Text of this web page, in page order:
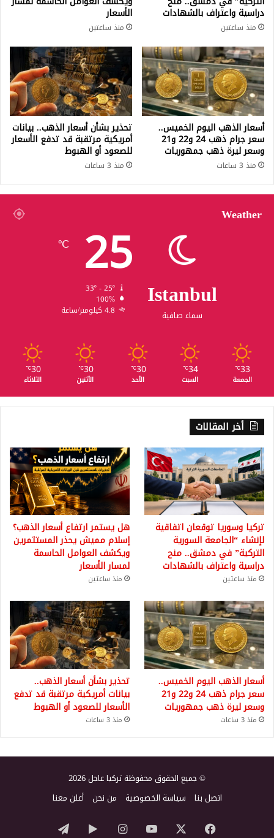
دراسية واعتراف بالشهادات
منذ ساعتين
الأسعار
منذ ساعتين
أسعار الذهب اليوم الخميس..
سعر جرام ذهب 24 و22 و21
وسعر ليرة ذهب جمهوريات
منذ 3 ساعات
تحذير بشأن أسعار الذهب.. بيانات
أمريكية مرتقبة قد تدفع الأسعار
للصعود أو الهبوط
منذ 3 ساعات
Weather
Istanbul
سماء صافية
25
℃
33º - 25º
100%
4.8 كيلومتر/ساعة
33
℃
الجمعة
34
℃
السبت
30
℃
الأحد
30
℃
الأثنين
30
℃
الثلاثاء
أخر المقالات
تركيا وسوريا توقعان اتفاقية
لإنشاء “الجامعة السورية
التركية” في دمشق.. منح
دراسية واعتراف بالشهادات
منذ ساعتين
هل يستمر ارتفاع أسعار الذهب؟
إسلام مميش يحذر المستثمرين
ويكشف العوامل الحاسمة
لمسار الأسعار
منذ ساعتين
أسعار الذهب اليوم الخميس..
سعر جرام ذهب 24 و22 و21
وسعر ليرة ذهب جمهوريات
منذ 3 ساعات
تحذير بشأن أسعار الذهب..
بيانات أمريكية مرتقبة قد تدفع
الأسعار للصعود أو الهبوط
منذ 3 ساعات
© جميع الحقوق محفوظة تركيا عاجل 2026
اتصل بنا سياسة الخصوصية من نحن أعلن معنا
فيسبوك ‫YouTubeانستقرام‏Googleتيلقرام